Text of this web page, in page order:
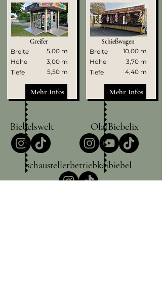
Greifer
Breite
5,00 m
Höhe
3,00 m
Tiefe
5,50 m
Mehr Infos
Schießwagen
Breite
10,00 m
Höhe
3,70 m
Tiefe
4,40 m
Mehr Infos
Biebelswelt OlafBiebelix
schaustellerbetriebkaibiebel